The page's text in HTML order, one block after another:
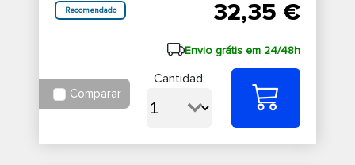
Recomendado 32,35 €
Envio grátis em 24/48h
Comparar
Cantidad: